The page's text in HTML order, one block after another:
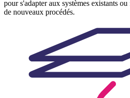
pour s'adapter aux systèmes existants
de nouveaux procédés.